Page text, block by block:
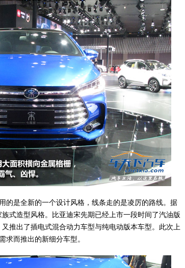
是全新的一个设计风格，线条走的是凌厉的路线。据
式造型风格。比亚迪宋先期已经上市一段时间了汽油版
推出了插电式混合动力车型与纯电动版本车型。此次上
求而推出的新细分车型。